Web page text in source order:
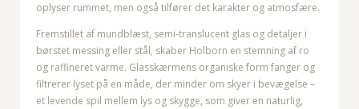
oplyser rummet, men også tilfører det karakter og atmosfære.
Fremstillet af mundblæst, semi-translucent glas og detaljer i
børstet messing eller stål, skaber Holborn en stemning af ro
og raffineret varme. Glasskærmens organiske form fanger og
filtrerer lyset på en måde, der minder om skyer i bevægelse –
et levende spil mellem lys og skygge, som giver en naturlig,